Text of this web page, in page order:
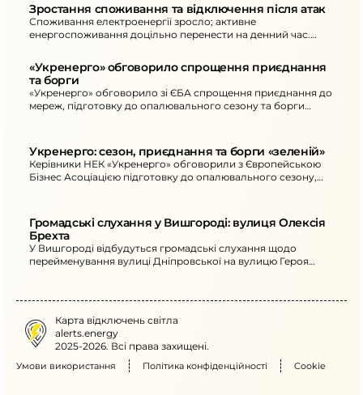
Зростання споживання та відключення після атак
Споживання електроенергії зросло; активне
енергоспоживання доцільно перенести на денний час.
«Укренерго» обговорило спрощення приєднання
та борги
«Укренерго» обговорило зі ЄБА спрощення приєднання до
мереж, підготовку до опалювального сезону та борги
Укренерго: сезон, приєднання та борги «зеленій»
Керівники НЕК «Укренерго» обговорили з Європейською
Бізнес Асоціацією підготовку до опалювального сезону,
Громадські слухання у Вишгороді: вулиця Олексія
Брехта
У Вишгороді відбудуться громадські слухання щодо
перейменування вулиці Дніпровської на вулицю Героя
Карта відключень світла
alerts.energy
2025-2026. Всі права захищені.
Умови використання Політика конфіденційності Cookie